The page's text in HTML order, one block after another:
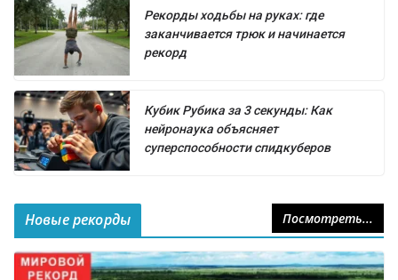
Рекорды ходьбы на руках: где
заканчивается трюк и начинается
рекорд
Кубик Рубика за 3 секунды: Как
нейронаука объясняет
суперспособности спидкуберов
Новые рекорды Посмотреть...